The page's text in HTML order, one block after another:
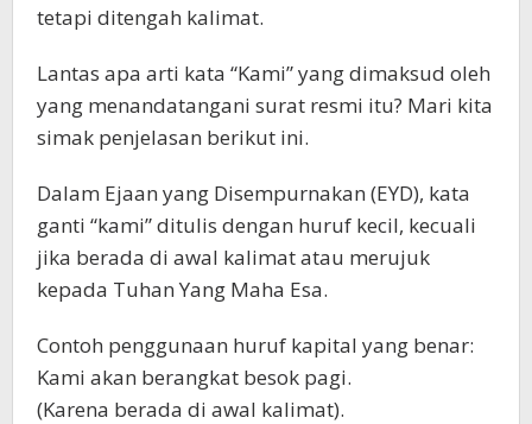
tetapi ditengah kalimat.
Lantas apa arti kata “Kami” yang dimaksud oleh
yang menandatangani surat resmi itu? Mari kita
simak penjelasan berikut ini.
Dalam Ejaan yang Disempurnakan (EYD), kata
ganti “kami” ditulis dengan huruf kecil, kecuali
jika berada di awal kalimat atau merujuk
kepada Tuhan Yang Maha Esa.
Contoh penggunaan huruf kapital yang benar:
Kami akan berangkat besok pagi.
(Karena berada di awal kalimat).